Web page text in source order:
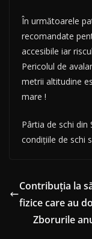
În următoarele
recomandate
accesibile iar
Pericolul de
metrii altitudine
mare !
Pârtia de schi din
condiţiile de schi
Contribuţia la
fizice care au
Zborurile